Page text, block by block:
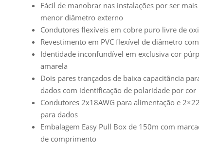
Fácil de manobrar nas instalações por ser
menor diâmetro externo
Condutores flexíveis em cobre puro livre de
Revestimento em PVC flexível de diâmetro
Identidade inconfundível em exclusiva cor
amarela
Dois pares trançados de baixa capacitância
dados com identificação de polaridade por cor
Condutores 2x18AWG para alimentação e
para dados
Embalagem Easy Pull Box de 150m com
de comprimento